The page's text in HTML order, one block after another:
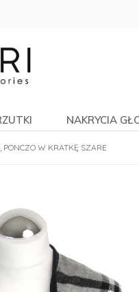
NAKRYCIA
PONCZO W KRATKĘ SZARE